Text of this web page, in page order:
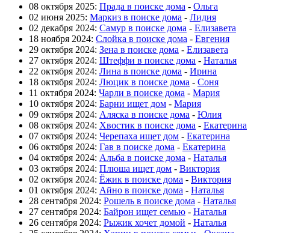
08 октября 2025: Прада в поиске дома - Ольга
02 июня 2025: Маркиз в поиске дома - Лидия
02 декабря 2024: Самур в поиске дома - Елизавета
18 ноября 2024: Слойка в поиске дома - Евгения
29 октября 2024: Зена в поиске дома - Елизавета
27 октября 2024: Штеффи в поиске дома - Наталья
22 октября 2024: Лина в поиске дома - Ирина
18 октября 2024: Люцик в поиске дома - Соня
11 октября 2024: Чарли в поиске дома - Мария
10 октября 2024: Барни ищет дом - Мария
09 октября 2024: Аляска в поиске дома - Юлия
08 октября 2024: Хвостик в поиске дома - Екатерина
07 октября 2024: Черепаха ищет дом - Екатерина
06 октября 2024: Гав в поиске дома - Екатерина
04 октября 2024: Альба в поиске дома - Наталья
03 октября 2024: Плюша ищет дом - Виктория
02 октября 2024: Ёжик в поиске дома - Виктория
01 октября 2024: Айно в поиске дома - Наталья
28 сентября 2024: Рошель в поиске дома - Наталья
27 сентября 2024: Байрон ищет семью - Наталья
26 сентября 2024: Рыжик хочет домой - Наталья